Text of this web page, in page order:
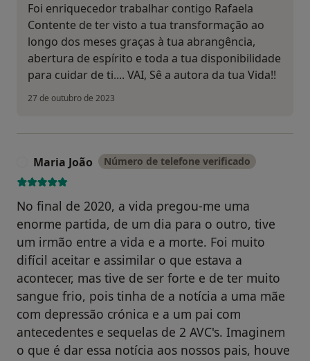
Foi enriquecedor trabalhar contigo Rafaela
Contente de ter visto a tua transformação ao
longo dos meses graças à tua abrangência,
abertura de espírito e toda a tua disponibilidade
para cuidar de ti.... VAI, Sê a autora da tua Vida!!
27 de outubro de 2023
Maria João Número de telefone verificado
No final de 2020, a vida pregou-me uma
enorme partida, de um dia para o outro, tive
um irmão entre a vida e a morte. Foi muito
difícil aceitar e assimilar o que estava a
acontecer, mas tive de ser forte e de ter muito
sangue frio, pois tinha de a notícia a uma mãe
com depressão crónica e a um pai com
antecedentes e sequelas de 2 AVC's. Imaginem
o que é dar essa notícia aos nossos pais, houve